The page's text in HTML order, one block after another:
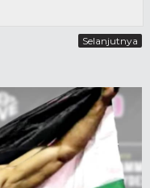
Selanjutnya